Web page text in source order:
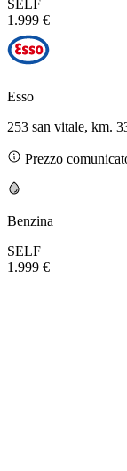
SELF
1.999 €
Esso
253 san vitale, km.
Prezzo
Benzina
SELF
1.999 €